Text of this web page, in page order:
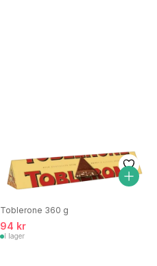
Toblerone 360 g
94 kr
I lager